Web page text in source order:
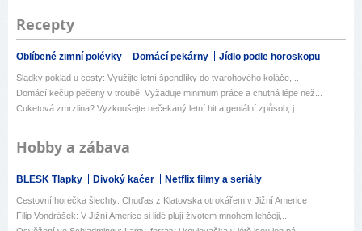
Recepty
Oblíbené zimní polévky Domácí pekárny Jídlo podle horoskopu
Sladký poklad u cesty: Využijte letní špendlíky do tvarohového koláče,...
Domácí kečup pečený v troubě: Vyžaduje minimum práce a chutná lépe než...
Cuketová zmrzlina? Vyzkoušejte nečekaný letní hit a geniální způsob, j...
Hobby a zábava
BLESK Tlapky Divoký kačer Netflix filmy a seriály
Cestovní horečka šlechty: Chuďas z Klatovska otrokářem v Jižní Americe
Filip Vondrášek: V Jižní Americe si lidé plují životem mnohem lehčeji,...